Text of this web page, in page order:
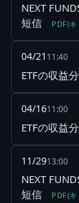
NEXT
短信
PDF(
04/21 11:40
ETFの収益
04/1611:00
ETFの収益
11/2913:00
NEXT
短信
PDF(